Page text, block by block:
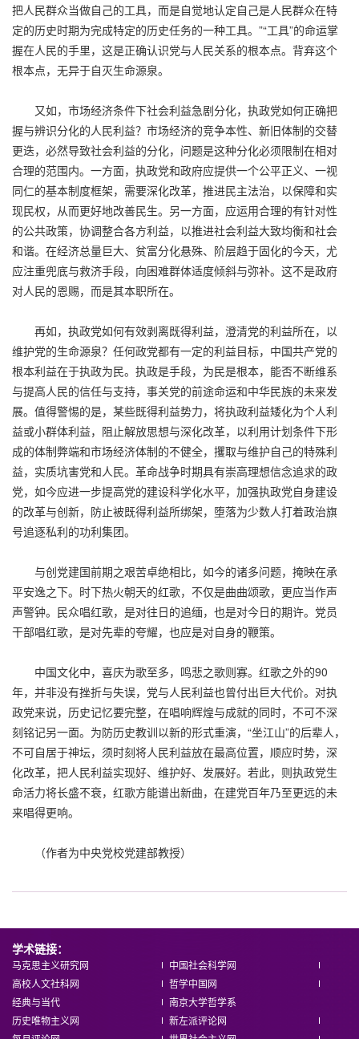
把人民群众当做自己的工具，而是自觉地认定自己是人民群众在特
定的历史时期为完成特定的历史任务的一种工具。”“工具”的命运掌
握在人民的手里，这是正确认识党与人民关系的根本点。背弃这个
根本点，无异于自灭生命源泉。
又如，市场经济条件下社会利益急剧分化，执政党如何正确把
握与辨识分化的人民利益？市场经济的竞争本性、新旧体制的交替
更迭，必然导致社会利益的分化，问题是这种分化必须限制在相对
合理的范围内。一方面，执政党和政府应提供一个公平正义、一视
同仁的基本制度框架，需要深化改革，推进民主法治，以保障和实
现民权，从而更好地改善民生。另一方面，应运用合理的有针对性
的公共政策，协调整合各方利益，以推进社会利益大致均衡和社会
和谐。在经济总量巨大、贫富分化悬殊、阶层趋于固化的今天，尤
应注重兜底与救济手段，向困难群体适度倾斜与弥补。这不是政府
对人民的恩赐，而是其本职所在。
再如，执政党如何有效剥离既得利益，澄清党的利益所在，以
维护党的生命源泉？任何政党都有一定的利益目标，中国共产党的
根本利益在于执政为民。执政是手段，为民是根本，能否不断维系
与提高人民的信任与支持，事关党的前途命运和中华民族的未来发
展。值得警惕的是，某些既得利益势力，将执政利益矮化为个人利
益或小群体利益，阻止解放思想与深化改革，以利用计划条件下形
成的体制弊端和市场经济体制的不健全，攫取与维护自己的特殊利
益，实质坑害党和人民。革命战争时期具有崇高理想信念追求的政
党，如今应进一步提高党的建设科学化水平，加强执政党自身建设
的改革与创新，防止被既得利益所绑架，堕落为少数人打着政治旗
号追逐私利的功利集团。
与创党建国前期之艰苦卓绝相比，如今的诸多问题，掩映在承
平安逸之下。时下热火朝天的红歌，不仅是曲曲颂歌，更应当作声
声警钟。民众唱红歌，是对往日的追缅，也是对今日的期许。党员
干部唱红歌，是对先辈的夸耀，也应是对自身的鞭策。
中国文化中，喜庆为歌至多，鸣悲之歌则寡。红歌之外的90
年，并非没有挫折与失误，党与人民利益也曾付出巨大代价。对执
政党来说，历史记忆要完整，在唱响辉煌与成就的同时，不可不深
刻铭记另一面。为防历史教训以新的形式重演，“坐江山”的后辈人，
不可自居于神坛，须时刻将人民利益放在最高位置，顺应时势，深
化改革，把人民利益实现好、维护好、发展好。若此，则执政党生
命活力将长盛不衰，红歌方能谱出新曲，在建党百年乃至更远的未
来唱得更响。
（作者为中央党校党建部教授）
学术链接：
马克思主义研究网
中国社会科学网
高校人文社科网
哲学中国网
经典与当代
南京大学哲学系
历史唯物主义网
新左派评论网